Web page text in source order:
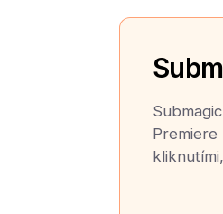
Premiere